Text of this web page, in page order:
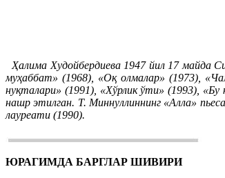
Ҳалима Худойбердиева 1947 йил 17 майда
муҳаббат» (1968), «Оқ олмалар» (1973),
нуқталари» (1991), «Хўрлик ўти» (1993),
нашр этилган. Т. Миннуллиннинг «Алла»
лауреати (1990).
ЮРАГИМДА БАРГЛАР ШИВИРИ